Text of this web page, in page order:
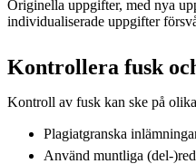
Originella uppgifter, med nya
individualiserade uppgifter
Kontrollera fusk
Kontroll av fusk kan ske på
Plagiatgranska
Använd muntliga (del-